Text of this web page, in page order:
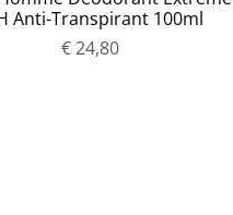
Anti-Transpirant 100ml
€ 24,80